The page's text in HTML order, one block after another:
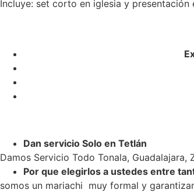
Incluye: set corto en iglesia y presentación
Dan servicio Solo en Tetlán
Damos Servicio Todo Tonala,
Por que elegirlos a ustedes entre
somos un mariachi muy formal y